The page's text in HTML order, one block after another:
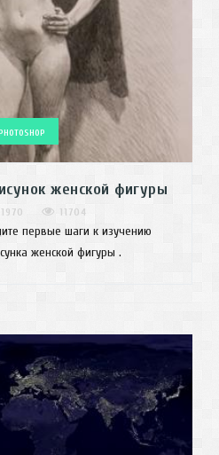
женской фигуры
11704
первые шаги к изучению
женской фигуры .